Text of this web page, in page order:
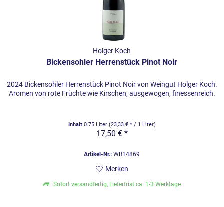
Holger Koch
Bickensohler Herrenstück Pinot Noir
2024 Bickensohler Herrenstück Pinot Noir von Weingut Holger Koch.
Aromen von rote Früchte wie Kirschen, ausgewogen, finessenreich.
Inhalt 0.75 Liter (23,33 € * / 1 Liter)
17,50 € *
Artikel-Nr.: WB14869
Merken
Sofort versandfertig, Lieferfrist ca. 1-3 Werktage